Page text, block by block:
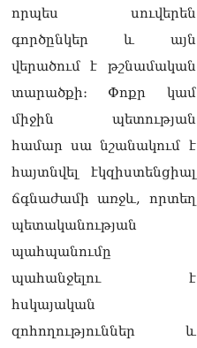
որպես սուվերեն
գործընկեր և այն
վերածում է թշնամական
տարածքի։ Փոքր կամ
միջին պետության
համար սա նշանակում է
հայտնվել էկզիստենցիալ
ճգնաժամի առջև, որտեղ
պետականության
պահպանումը
պահանջելու է
հսկայական
զոհողություններ և